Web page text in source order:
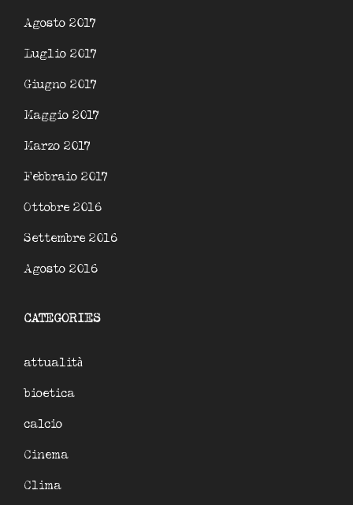
Agosto 2017
Luglio 2017
Giugno 2017
Maggio 2017
Marzo 2017
Febbraio 2017
Ottobre 2016
Settembre 2016
Agosto 2016
CATEGORIES
attualità
bioetica
calcio
Cinema
Clima